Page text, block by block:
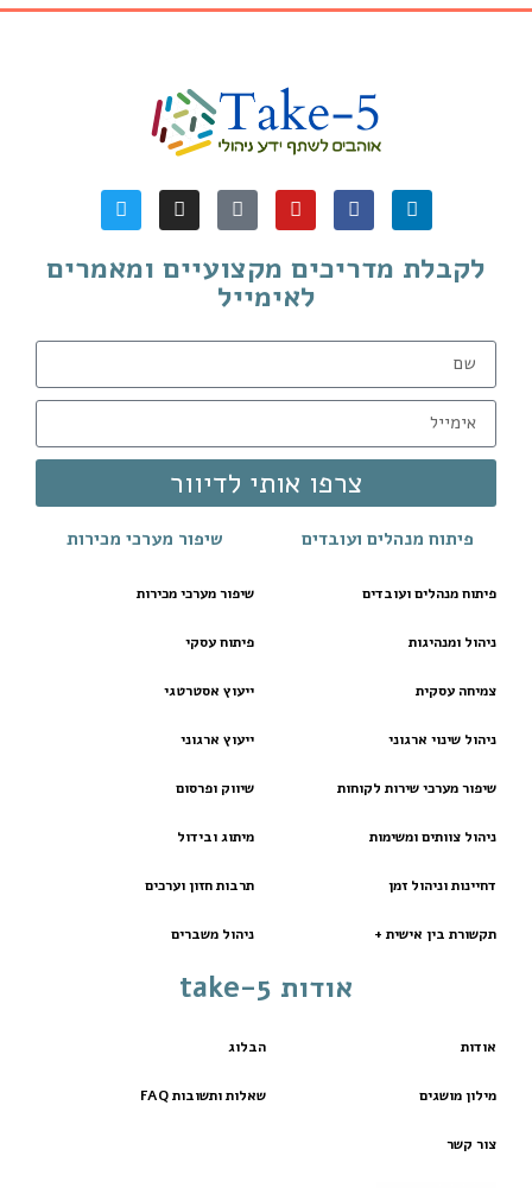
אודות take-5
אודות הבלוג
מילון מושגים שאלות ותשובות FAQ
צור קשר
שיפור מערכי מכירות
שיפור מערכי מכירות
פיתוח עסקי
ייעוץ אסטרטגי
ייעוץ ארגוני
שיווק ופרסום
מיתוג ובידול
תרבות חזון וערכים
ניהול משברים
פיתוח מנהלים ועובדים
פיתוח מנהלים ועובדים
ניהול ומנהיגות
צמיחה עסקית
ניהול שינוי ארגוני
שיפור מערכי שירות לקוחות
ניהול צוותים ומשימות
דחיינות וניהול זמן
תקשורת בין אישית +
לקבלת מדריכים מקצועיים ומאמרים
לאימייל
צרפו אותי לדיוור